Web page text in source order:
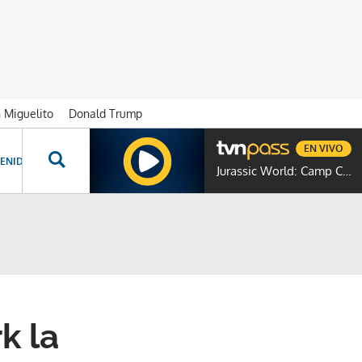
Miguelito Donald Trump
ESPECIALES NOVELAS GENTE TVN
Jurassic World: Camp Cretaceous
EN VIVO
la